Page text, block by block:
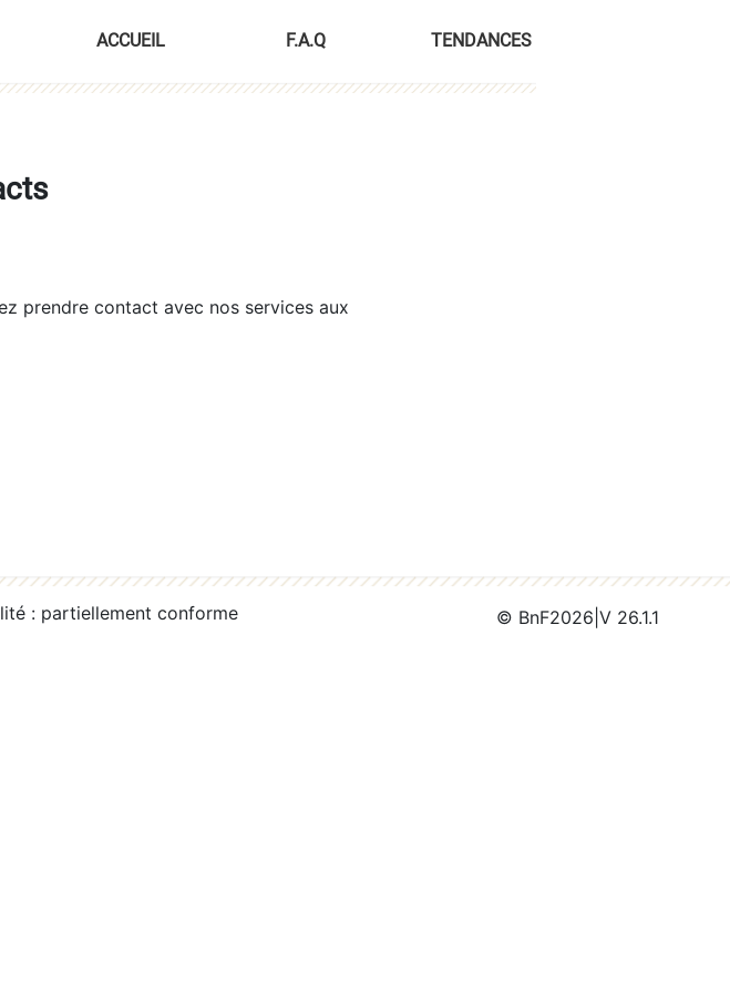
ACCUEIL F.A.Q TENDANCES
prendre contact avec nos services aux
: partiellement conforme © BnF2026 V 26.1.1